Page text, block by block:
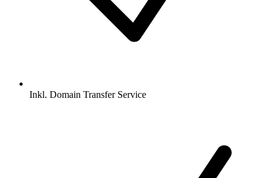
Inkl. Domain Transfer Service